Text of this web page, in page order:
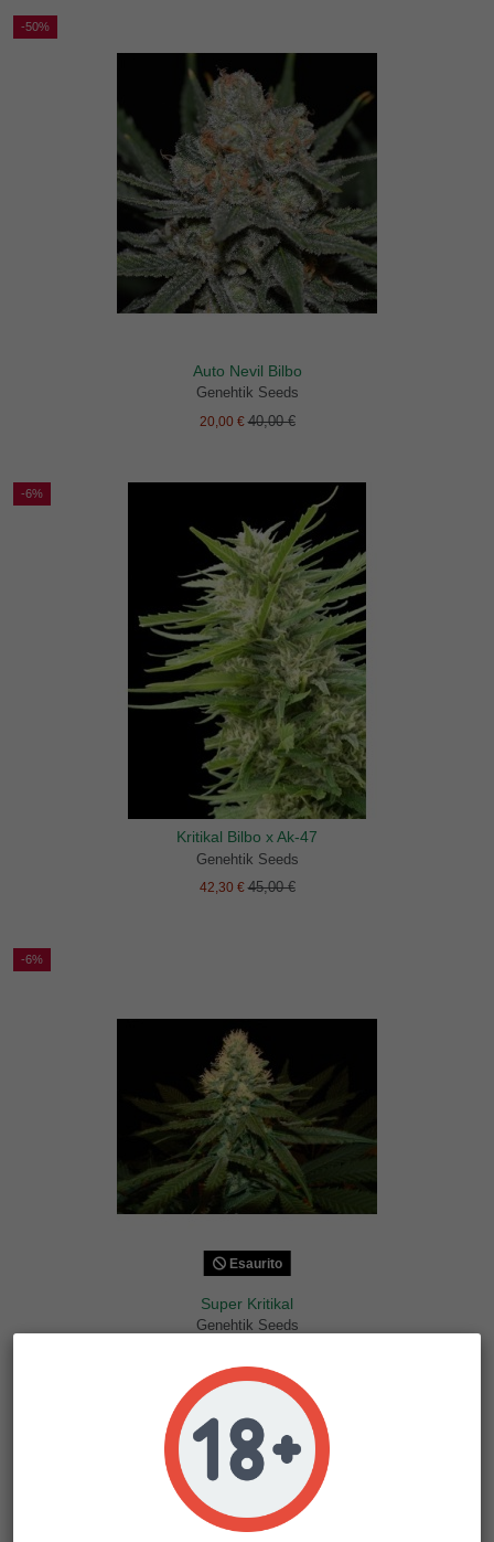
-50%
Auto Nevil Bilbo
Genehtik Seeds
20,00 €40,00 €
-6%
Kritikal Bilbo x Ak-47
Genehtik Seeds
42,30 €45,00 €
-6%
Esaurito
Super Kritikal
Genehtik Seeds